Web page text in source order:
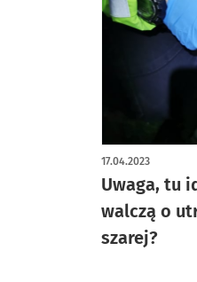
Uwaga, tu
walczą o
szarej?
17.04.2023